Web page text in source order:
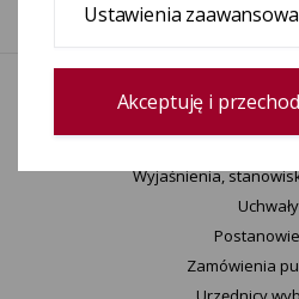
Wyjaśnienia,
Uchwały
Zamówienia
Ustawienia
Akceptuję i